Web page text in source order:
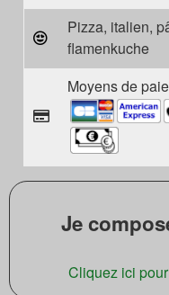
Pizza, italien,
flamenkuche
Moyens de
Je
Cliquez ici